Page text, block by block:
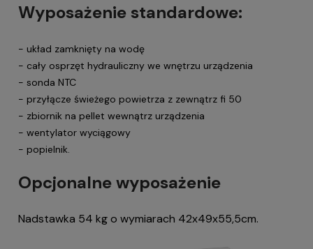
Wyposażenie standardowe:
- układ zamknięty na wodę
- cały osprzęt hydrauliczny we wnętrzu urządzenia
- sonda NTC
- przyłącze świeżego powietrza z zewnątrz fi 50
- zbiornik na pellet wewnątrz urządzenia
- wentylator wyciągowy
- popielnik.
Opcjonalne wyposażenie
Nadstawka 54 kg o wymiarach 42x49x55,5cm.